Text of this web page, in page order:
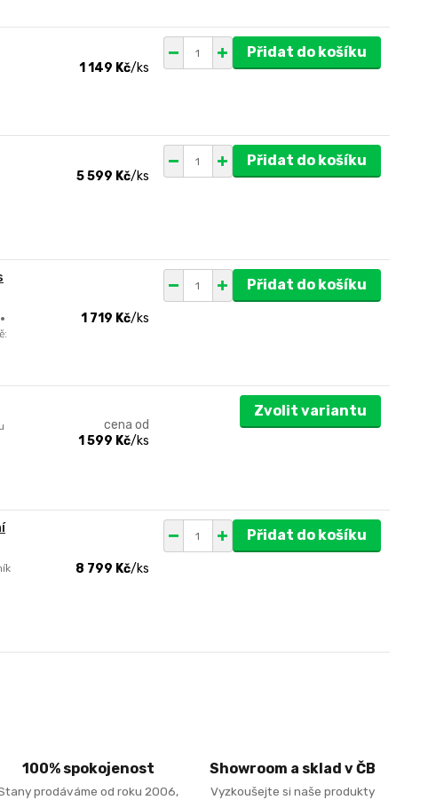
1 149 Kč/ks
Přidat do košíku
5 599 Kč/ks
Přidat do košíku
1 719 Kč/ks
Přidat do košíku
cena od
1 599 Kč/ks
Zvolit variantu
8 799 Kč/ks
Přidat do košíku
100% spokojenost
prodáváme od roku 2006,
Showroom a sklad v ČB
Vyzkoušejte si naše produkty